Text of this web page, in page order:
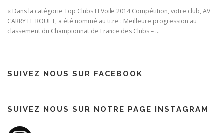
« Dans la catégorie Top Clubs FFVoile 2014 Compétition, votre club, AV
CARRY LE ROUET, a été nommé au titre : Meilleure progression au
classement du Championnat de France des Clubs – …
SUIVEZ NOUS SUR FACEBOOK
SUIVEZ NOUS SUR NOTRE PAGE INSTAGRAM